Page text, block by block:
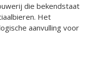
die bekendstaat
Het
aanvulling voor